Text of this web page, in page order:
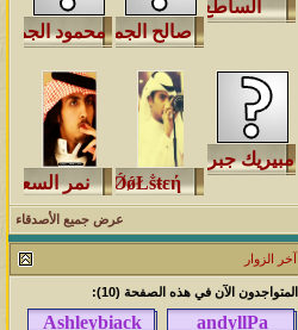
آخر مشاركة
آخر رد:احمد جابر
آخر مشاركة
آخر رد: خلف المهدي
آخر مشاركة
آخر رد:ابن صلفيق
آخر مشاركة
عرض جميع الأصدقاء
آخر الزوار
المتواجدون الآن في هذه الصفحة (10):